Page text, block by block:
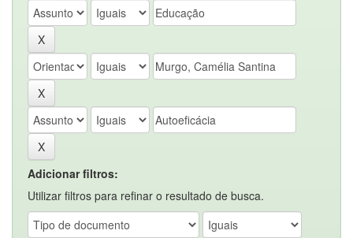
Adicionar filtros:
Utilizar filtros para refinar o resultado de busca.